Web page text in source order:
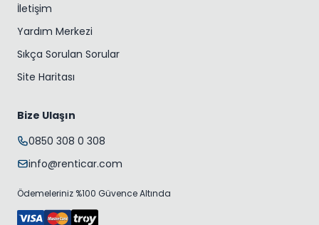
İletişim
Yardım Merkezi
Sıkça Sorulan Sorular
Site Haritası
Bize Ulaşın
0850 308 0 308
info@renticar.com
Ödemeleriniz %100 Güvence Altında